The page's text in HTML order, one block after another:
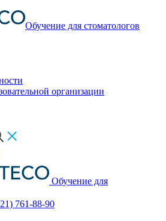
Обучение для стоматологов
организации
Обучение для
761-88-90